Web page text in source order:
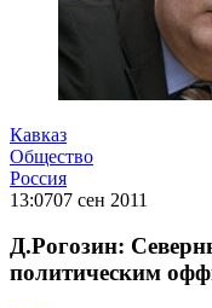
Кавказ
Общество
Россия
13:0707 сен 2011
Д.Рогозин:
политическим